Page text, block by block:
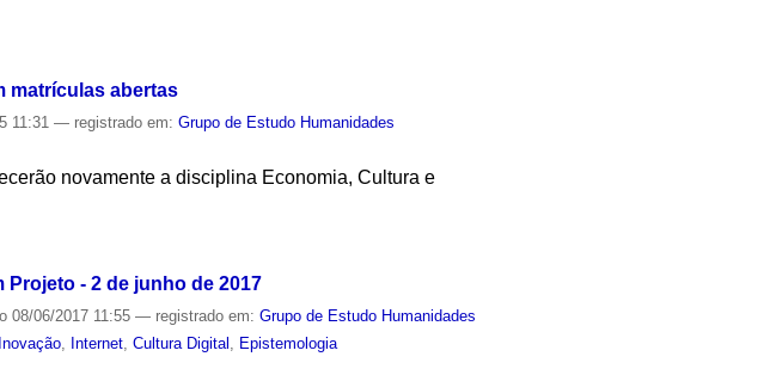
matrículas abertas
11:31— registrado em:Grupo de Estudo Humanidades
novamente a disciplina Economia, Cultura e
- 2 de junho de 2017
08/06/2017 11:55— registrado em:Grupo de Estudo Humanidades
Inovação Internet ,Cultura Digital Epistemologia